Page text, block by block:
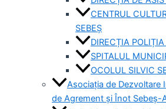
CENTRUL
SEBEȘ
DIRECȚIA
SPITALUL
OCOLUL SILVIC
Asociația de Dezvoltare
de Agrement și Înot Sebeș-